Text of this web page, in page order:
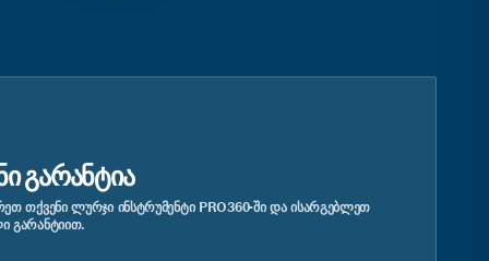
ᲒᲐᲠᲐᲜᲢᲘᲐ
ᲗᲥᲕᲔᲜᲘ ᲚᲣᲠᲯᲘ ᲘᲜᲡᲢᲠᲣᲛᲔᲜᲢᲘ PRO360-ᲨᲘ ᲓᲐ ᲘᲡᲐᲠᲒᲔᲑᲚᲔᲗ
ᲒᲐᲠᲐᲜᲢᲘᲘᲗ.